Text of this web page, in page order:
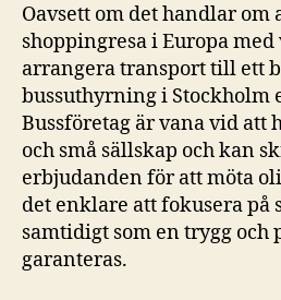
Oavsett om det handlar om
shoppingresa i Europa
arrangera transport till ett
bussuthyrning i Stockholm
Bussföretag är vana vid att
och små sällskap och kan
erbjudanden för att möta
det enklare att fokusera på
samtidigt som en trygg
garanteras.